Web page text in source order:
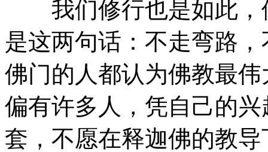
我们修行也是如此，
是这两句话：不走弯路
佛门的人都认为佛教最
偏有许多人，凭自己的
套，不愿在释迦佛的教